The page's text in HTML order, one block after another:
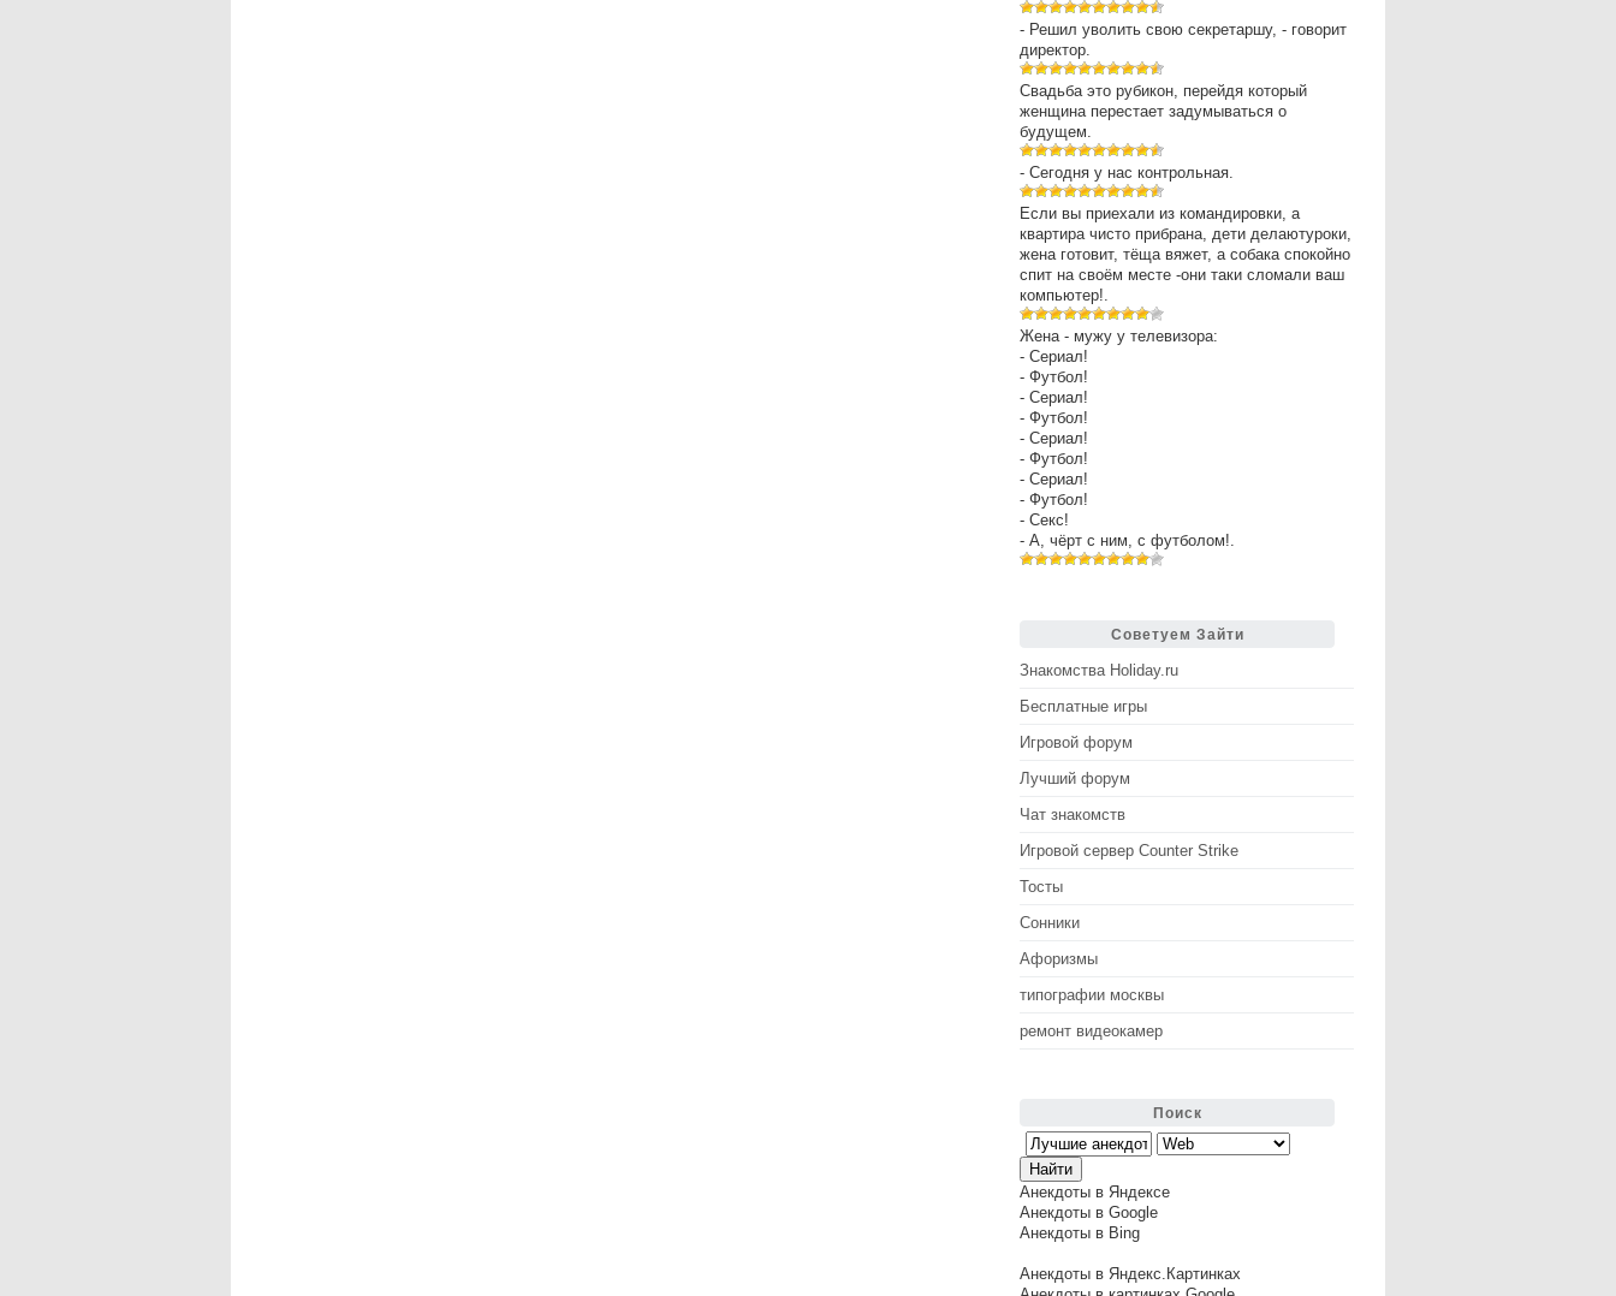
- Решил уволить свою секретаршу, - говорит
директор.
Свадьба это рубикон, перейдя который
женщина перестает задумываться о
будущем.
- Сегодня у нас контрольная.
Если вы приехали из командировки, а
квартира чисто прибрана, дети делаютуроки,
жена готовит, тёща вяжет, а собака спокойно
спит на своём месте -они таки сломали ваш
компьютер!.
Жена - мужу у телевизора:
- Сериал!
- Футбол!
- Сериал!
- Футбол!
- Сериал!
- Футбол!
- Сериал!
- Футбол!
- Секс!
- А, чёрт с ним, с футболом!.
Советуем Зайти
Знакомства Holiday.ru
Бесплатные игры
Игровой форум
Лучший форум
Чат знакомств
Игровой сервер Counter Strike
Тосты
Сонники
Афоризмы
типографии москвы
ремонт видеокамер
Поиск
Анекдоты в Яндексе
Анекдоты в Google
Анекдоты в Bing
Анекдоты в Яндекс.Картинках